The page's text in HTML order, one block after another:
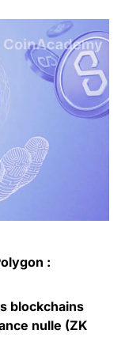
:
blockchains
nulle (ZK